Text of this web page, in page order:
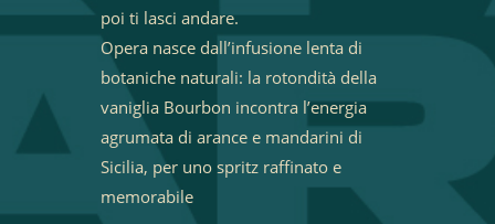
poi ti lasci andare.
Opera nasce dall’infusione lenta di
botaniche naturali: la rotondità della
vaniglia Bourbon incontra l’energia
agrumata di arance e mandarini di
Sicilia, per uno spritz raffinato e
memorabile